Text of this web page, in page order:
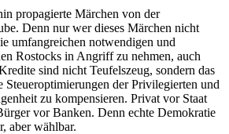
propagierte Märchen von der
Denn nur wer dieses Märchen nicht
umfangreichen notwendigen und
Rostocks in Angriff zu nehmen, auch
sind nicht Teufelszeug, sondern das
der Privilegierten und
zu kompensieren. Privat vor Staat
vor Banken. Denn echte Demokratie
aber wählbar.